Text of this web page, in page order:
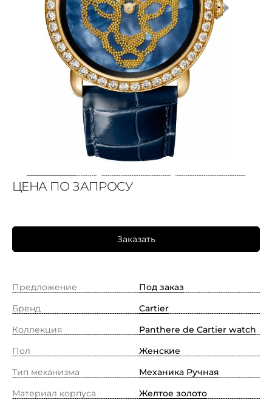
ЦЕНА ПО ЗАПРОСУ
Заказать
Предложение
Под заказ
Бренд
Cartier
Коллекция
Panthere de Cartier watch
Пол
Женские
Тип механизма
Механика Ручная
Материал корпуса
Желтое золото